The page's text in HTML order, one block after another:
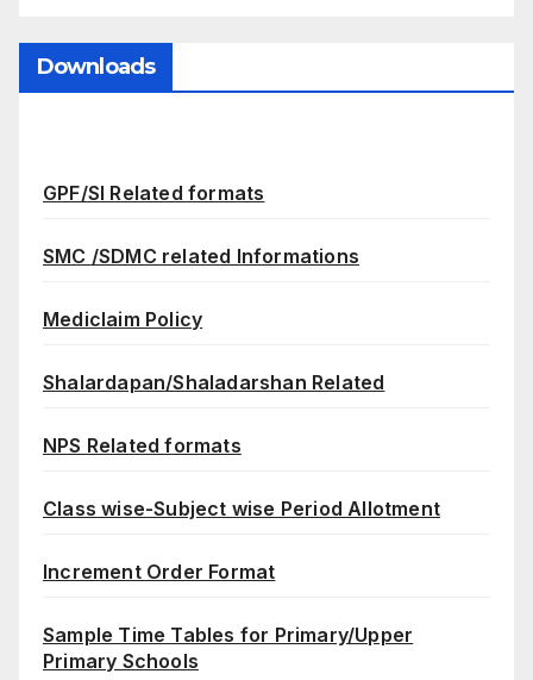
Downloads
GPF/SI Related formats
SMC /SDMC related Informations
Mediclaim Policy
Shalardapan/Shaladarshan Related
NPS Related formats
Class wise-Subject wise Period Allotment
Increment Order Format
Sample Time Tables for Primary/Upper
Primary Schools